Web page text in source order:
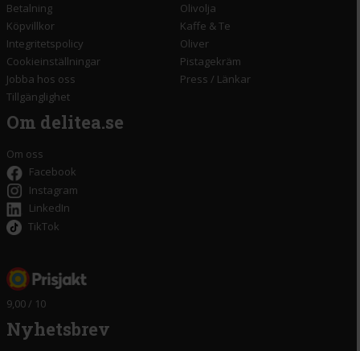
Betalning
Köpvillkor
Integritetspolicy
Cookieinställningar
Jobba hos oss
Tillgänglighet
Olivolja
Kaffe & Te
Oliver
Pistagekräm
Press / Länkar
Om delitea.se
Om oss
Facebook
Instagram
LinkedIn
TikTok
9,00 / 10
Nyhetsbrev